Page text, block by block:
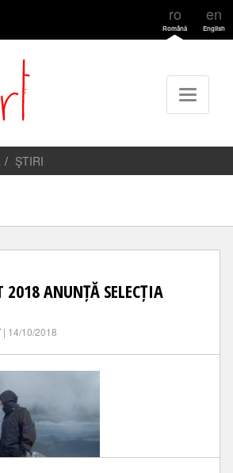
ro
Română
en
English
ŞTIRI
2018 ANUNȚĂ SELECȚIA
| 14/10/2018